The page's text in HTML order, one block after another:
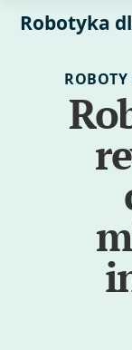
Robotyka
ROBOTY